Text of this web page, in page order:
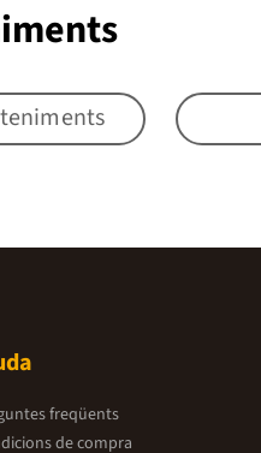
freqüents
de compra